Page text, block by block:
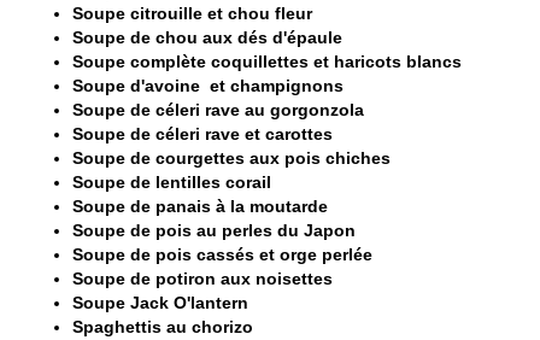
Soupe citrouille et chou fleur
Soupe de chou aux dés d'épaule
Soupe complète coquillettes et haricots blancs
Soupe d'avoine et champignons
Soupe de céleri rave au gorgonzola
Soupe de céleri rave et carottes
Soupe de courgettes aux pois chiches
Soupe de lentilles corail
Soupe de panais à la moutarde
Soupe de pois au perles du Japon
Soupe de pois cassés et orge perlée
Soupe de potiron aux noisettes
Soupe Jack O'lantern
Spaghettis au chorizo